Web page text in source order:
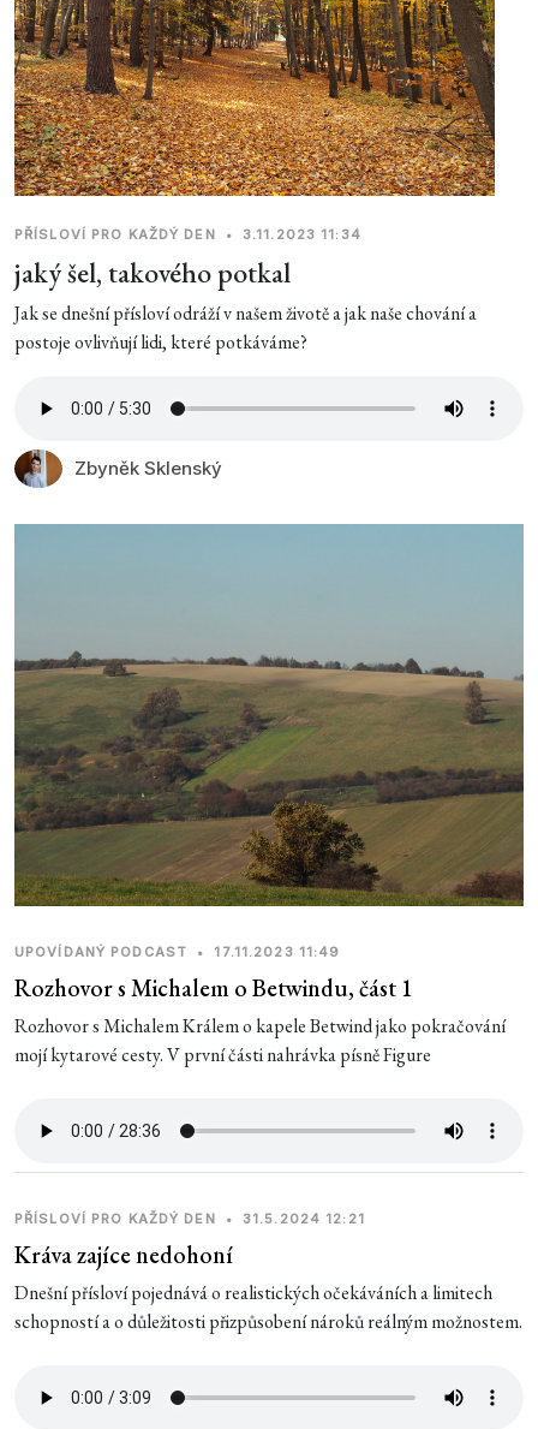
PŘÍSLOVÍ PRO KAŽDÝ DEN • 3.11.2023 11:34
jaký šel, takového potkal
Jak se dnešní přísloví odráží v našem životě a jak naše chování a
postoje ovlivňují lidi, které potkáváme?
Zbyněk Sklenský
UPOVÍDANÝ PODCAST • 17.11.2023 11:49
Rozhovor s Michalem o Betwindu, část 1
Rozhovor s Michalem Králem o kapele Betwind jako pokračování
mojí kytarové cesty. V první části nahrávka písně Figure
PŘÍSLOVÍ PRO KAŽDÝ DEN • 31.5.2024 12:21
Kráva zajíce nedohoní
Dnešní přísloví pojednává o realistických očekáváních a limitech
schopností a o důležitosti přizpůsobení nároků reálným možnostem.